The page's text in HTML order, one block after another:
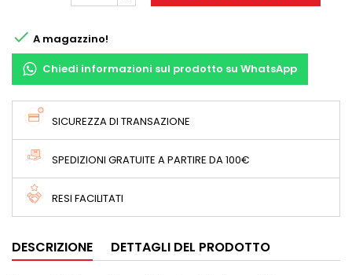
 A magazzino!
Chiedi informazioni sul prodotto su WhatsApp
SICUREZZA DI TRANSAZIONE
SPEDIZIONI GRATUITE A PARTIRE DA 100€
RESI FACILITATI
DESCRIZIONE DETTAGLI DEL PRODOTTO